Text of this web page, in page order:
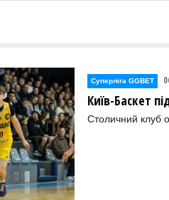
Суперліга GGBET
Київ-Баскет
Столичний клуб